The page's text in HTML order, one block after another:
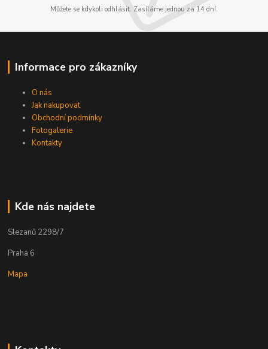
Můžete se kdykoli odhlásit. Zasíláme jednou za 14 dní.
Informace pro zákazníky
O nás
Jak nakupovat
Obchodní podmínky
Fotogalerie
Kontakty
Kde nás najdete
Slezanů 2298/7
Praha 6
Mapa